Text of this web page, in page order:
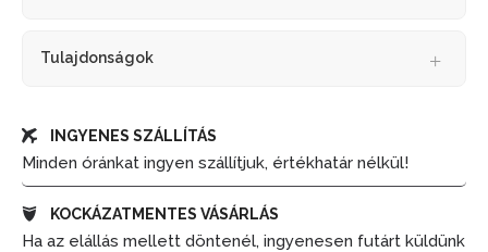
Tulajdonságok
INGYENES SZÁLLÍTÁS
Minden óránkat ingyen szállítjuk, értékhatár nélkül!
KOCKÁZATMENTES VÁSÁRLÁS
Ha az elállás mellett döntenél, ingyenesen futárt küldünk